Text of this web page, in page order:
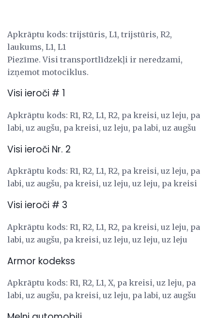
Apkrāptu kods: trijstūris, L1, trijstūris, R2,
laukums, L1, L1
Piezīme. Visi transportlīdzekļi ir neredzami,
izņemot motociklus.
Visi ieroči # 1
Apkrāptu kods: R1, R2, L1, R2, pa kreisi, uz leju, pa
labi, uz augšu, pa kreisi, uz leju, pa labi, uz augšu
Visi ieroči Nr. 2
Apkrāptu kods: R1, R2, L1, R2, pa kreisi, uz leju, pa
labi, uz augšu, pa kreisi, uz leju, uz leju, pa kreisi
Visi ieroči # 3
Apkrāptu kods: R1, R2, L1, R2, pa kreisi, uz leju, pa
labi, uz augšu, pa kreisi, uz leju, uz leju, uz leju
Armor kodekss
Apkrāptu kods: R1, R2, L1, X, pa kreisi, uz leju, pa
labi, uz augšu, pa kreisi, uz leju, pa labi, uz augšu